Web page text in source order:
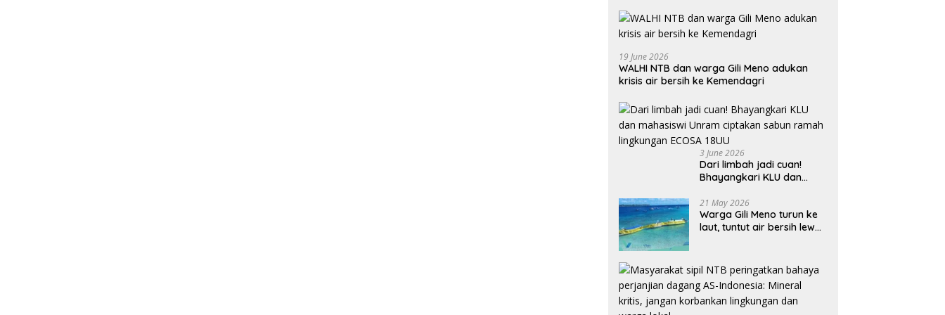
19 June 2026
WALHI NTB dan warga Gili Meno adukan
krisis air bersih ke Kemendagri
3 June 2026
Dari limbah jadi cuan!
Bhayangkari KLU dan
sabun ramah lingkungan
ECOSA 18UU
21 May 2026
Warga Gili Meno turun ke
laut, tuntut air bersih lewat